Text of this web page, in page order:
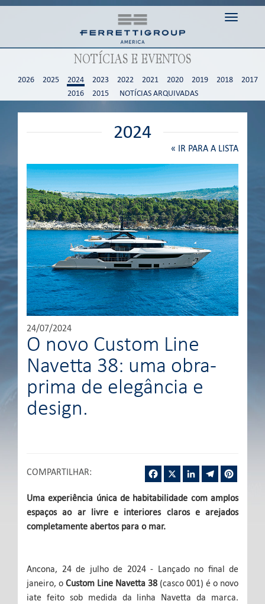
Toggle
NOTÍCIAS E EVENTOS
2026 2025 2024 2023 2022 2021 2020 2019 2018
2017
2016
2015 NOTÍCIAS ARQUIVADAS
2024
« IR PARA A LISTA
24/07/2024
O novo Custom Line
Navetta 38: uma obra-
prima de elegância e
design.
COMPARTILHAR: Facebook LinkedInTelegram
Uma experiência única de habitabilidade com amplos
espaços ao ar livre e interiores claros e arejados
completamente abertos para o mar.
Ancona, 24 de julho de 2024 - Lançado no final de
janeiro, o Custom Line Navetta 38 (casco 001) é o novo
iate feito sob medida da linha Navetta da marca.